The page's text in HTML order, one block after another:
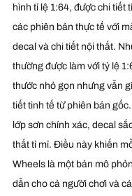
hình tỉ lệ 1:64, được chi tiết
các phiên bản thực tế với
decal và chi tiết nội thất.
thường được làm với tỷ lệ
thước nhỏ gọn nhưng vẫn
tiết tinh tế từ phiên bản
lớp sơn chính xác, decal
thất tỉ mỉ. Điều này khiến
Wheels là một bản mô
dẫn cho cả người chơi và